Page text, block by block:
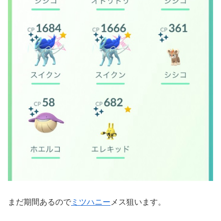
まだ期間あるので ミツハニー メス狙います。